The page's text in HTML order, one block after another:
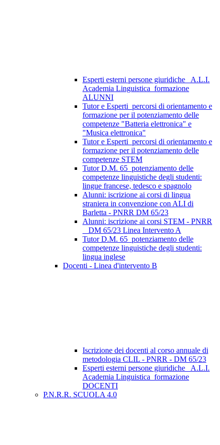
Esperti esterni persone giuridiche_ A.L.I.
Academia Linguistica_formazione
ALUNNI
Tutor e Esperti_percorsi di orientamento e
formazione per il potenziamento delle
competenze "Batteria elettronica" e
"Musica elettronica"
Tutor e Esperti_percorsi di orientamento e
formazione per il potenziamento delle
competenze STEM
Tutor D.M. 65_potenziamento delle
competenze linguistiche degli studenti:
lingue francese, tedesco e spagnolo
Alunni: iscrizione ai corsi di lingua
straniera in convenzione con ALI di
Barletta - PNRR DM 65/23
Alunni: iscrizione ai corsi STEM - PNRR
_ DM 65/23 Linea Intervento A
Tutor D.M. 65_potenziamento delle
competenze linguistiche degli studenti:
lingua inglese
Docenti - Linea d'intervento B
Iscrizione dei docenti al corso annuale di
metodologia CLIL - PNRR - DM 65/23
Esperti esterni persone giuridiche_ A.L.I.
Academia Linguistica_formazione
DOCENTI
P.N.R.R. SCUOLA 4.0